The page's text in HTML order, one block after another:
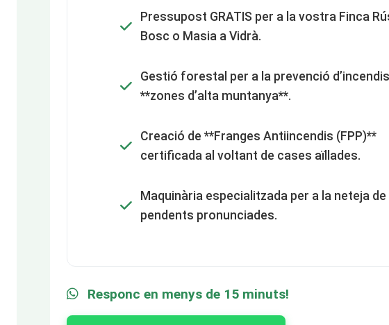
Pressupost GRATIS per a la vostra Finca
Bosc o Masia a Vidrà.
Gestió forestal per a la prevenció
**zones d’alta muntanya**.
Creació de **Franges Antiincendis (FPP)**
certificada al voltant de cases aïllades.
Maquinària especialitzada per a la neteja de
pendents pronunciades.
Responc en menys de 15 minuts!